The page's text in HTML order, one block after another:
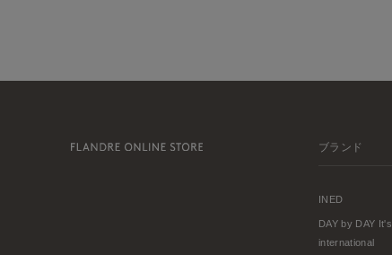
ブランド
INED
DAY by DAY It's
international